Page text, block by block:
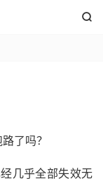

了吗？
几乎全部失效无